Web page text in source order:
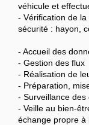
véhicule et
- Vérification de
sécurité : hayon,
- Accueil des
- Gestion des flux
- Réalisation de
- Préparation,
- Surveillance
- Veille au bien-
échange propre à